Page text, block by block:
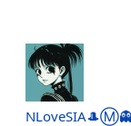
NLoveSIA🎩Ⓜ️👻